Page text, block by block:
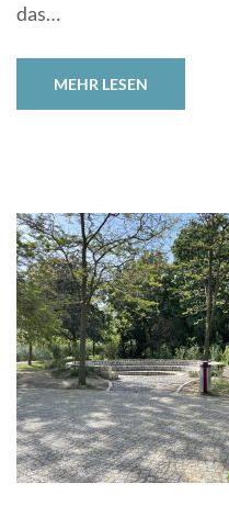
das…
MEHR LESEN